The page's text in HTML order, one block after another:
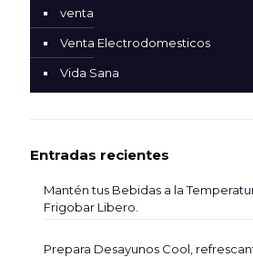
venta
Venta Electrodomesticos
Vida Sana
Entradas recientes
Mantén tus Bebidas a la
Frigobar Libero.
Prepara Desayunos Cool,